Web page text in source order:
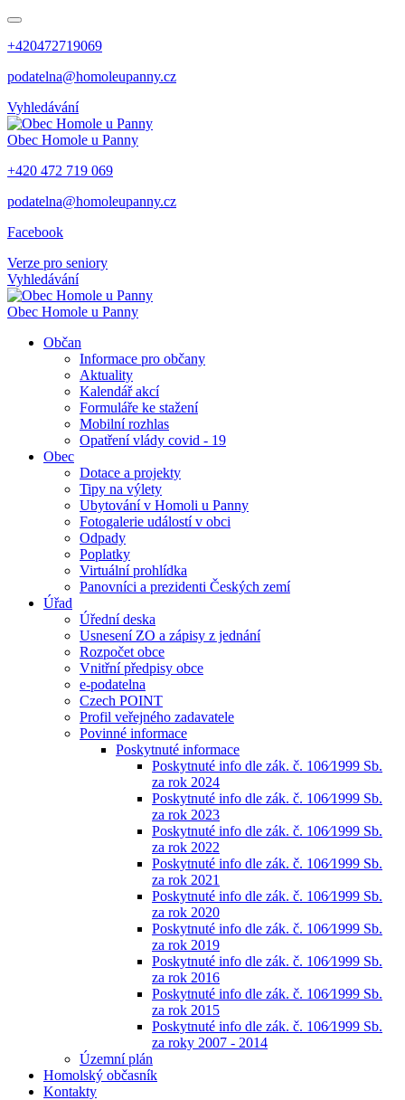
+420472719069
podatelna@homoleupanny.cz
Vyhledávání
Obec Homole u Panny
+420 472 719 069
podatelna@homoleupanny.cz
Facebook
Verze pro seniory
Vyhledávání
Obec Homole u Panny
Občan
Informace pro občany
Aktuality
Kalendář akcí
Formuláře ke stažení
Mobilní rozhlas
Opatření vlády covid - 19
Obec
Dotace a projekty
Tipy na výlety
Ubytování v Homoli u Panny
Fotogalerie událostí v obci
Odpady
Poplatky
Virtuální prohlídka
Panovníci a prezidenti Českých zemí
Úřad
Úřední deska
Usnesení ZO a zápisy z jednání
Rozpočet obce
Vnitřní předpisy obce
e-podatelna
Czech POINT
Profil veřejného zadavatele
Povinné informace
Poskytnuté informace
Poskytnuté info dle zák. č. 106⁄1999 Sb.
za rok 2024
Poskytnuté info dle zák. č. 106⁄1999 Sb.
za rok 2023
Poskytnuté info dle zák. č. 106⁄1999 Sb.
za rok 2022
Poskytnuté info dle zák. č. 106⁄1999 Sb.
za rok 2021
Poskytnuté info dle zák. č. 106⁄1999 Sb.
za rok 2020
Poskytnuté info dle zák. č. 106⁄1999 Sb.
za rok 2019
Poskytnuté info dle zák. č. 106⁄1999 Sb.
za rok 2016
Poskytnuté info dle zák. č. 106⁄1999 Sb.
za rok 2015
Poskytnuté info dle zák. č. 106⁄1999 Sb.
za roky 2007 - 2014
Územní plán
Homolský občasník
Kontakty